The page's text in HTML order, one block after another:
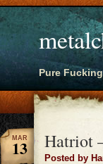
Pure
Hatriot
Posted by
MAR
13